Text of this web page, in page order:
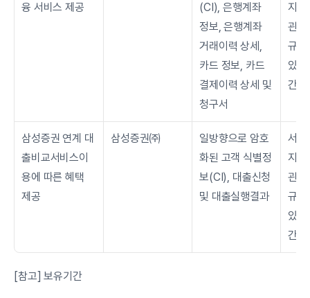
융 서비스 제공
(CI), 은행계좌
정보, 은행계좌
거래이력 상세,
카드 정보, 카드
결제이력 상세 및
청구서
지
관련
규정
있는
간을
삼성증권 연계 대
출비교서비스이
용에 따른 혜택
제공
삼성증권㈜
일방향으로 암호
화된 고객 식별정
보(CI), 대출신청
및 대출실행결과
서비
지
관련
규정
있는
간을
[참고] 보유기간